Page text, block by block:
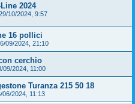
2024
10/2024, 9:57
16 pollici
09/2024, 21:10
cerchio
09/2024, 11:00
Turanza 215 50 18
06/2024, 11:13